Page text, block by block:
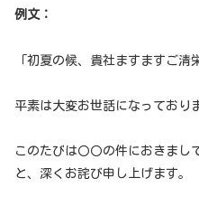
例文：
「初夏の候、貴社ますますご清
平素は大変お世話になっており
このたびは〇〇の件におきまし
と、深くお詫び申し上げます。